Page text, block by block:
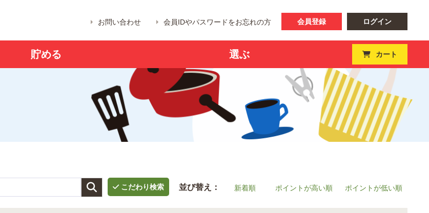
お問い合わせ 会員IDやパスワードをお忘れの方 会員登録 ログイン
貯める 選ぶ カート
 並び替え： 新着順 ポイントが高い順 ポイントが低い順